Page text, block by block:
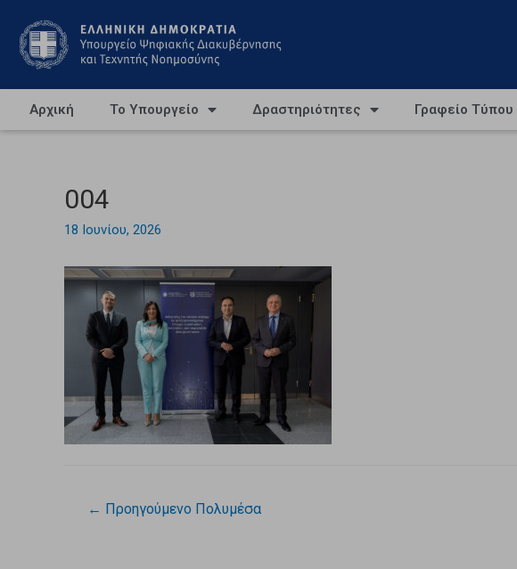
Αρχική Το Υπουργείο Δραστηριότητες Γραφείο Τύπου
004
18 Ιουνίου, 2026
← Προηγούμενο Πολυμέσα